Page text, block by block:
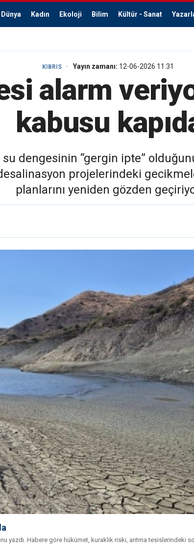
Dünya Kadın Ekoloji Bilim Kültür - Sanat
KIBRIS Yayın zamanı: 12-06-2026 11:31
alarm
kabusu
su dengesinin “gergin ipte”
projelerindeki
planlarını yeniden gözden
yazdı. Habere göre hükümet, kuraklık riski, arıtma tesislerindeki